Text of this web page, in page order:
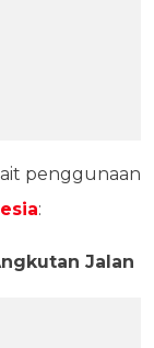
penggunaan
:
Jalan